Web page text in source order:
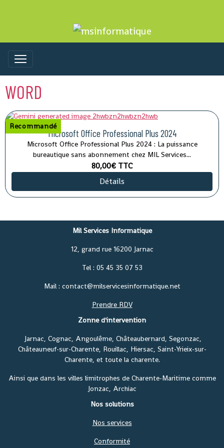
WORD
Recommandé
Microsoft Office Professional Plus 2024
Microsoft Office Professional Plus 2024 : La puissance
bureautique sans abonnement chez MIL Services...
80,00€ TTC
Détails
Mil Services Informatique
12, grand rue 16200 Jarnac
Tel : 05 45 35 07 53
Mail : contact@milservicesinformatique.net
Prendre RDV
Zonne d'intervention
Jarnac, Cognac, Angoulême, Châteaubernard, Segonzac,
Châteauneuf-sur-Charente, Rouillac, Hiersac, Saint-Yrieix-sur-
Charente, et toute la charente.
Ainsi que dans les villes limitrophes de Charente-Maritime comme
Jonzac, Archiac
Nos solutions
Nos services
Conformité